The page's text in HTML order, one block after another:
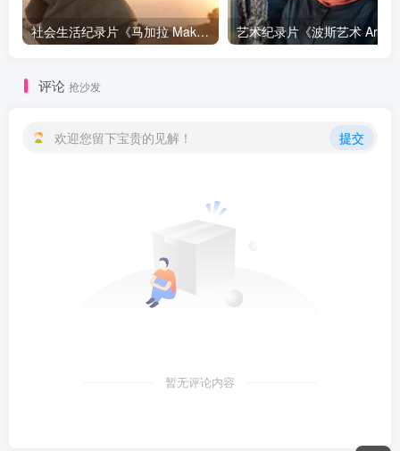
社会生活纪录片《马加拉 Makala》下载
评论 抢沙发
欢迎您留下宝贵的见解！ 提交
暂无评论内容